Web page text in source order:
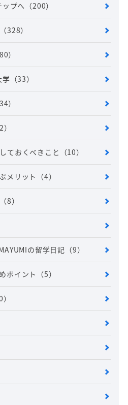
プへ （200）
（328）
）
学 （33）
）
）
ておくべきこと （10）
メリット （4）
（8）
の留学日記 （9）
ポイント （5）